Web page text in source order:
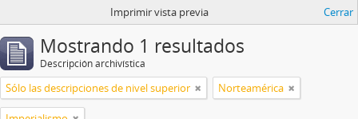
Imprimir vista previa Cerrar
Mostrando 1 resultados
Descripción archivística
Sólo las descripciones de nivel superior Norteamérica